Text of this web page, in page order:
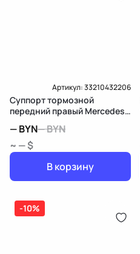
Артикул:33210432206
Суппорт тормозной
передний правый Mercedes-
—BYN—BYN
~ — $
В корзину
-10%